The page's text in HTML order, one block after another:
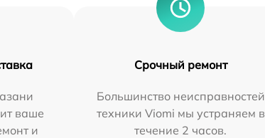
ваше
и
Срочный ремонт
Большинство неисправностей
техники Viomi мы устраняем в
течение 2 часов.